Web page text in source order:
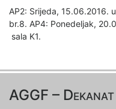
AP2: Srijeda, 15.06.2016.
br.8. AP4: Ponedeljak,
sala K1.
AGGF – Dekanat